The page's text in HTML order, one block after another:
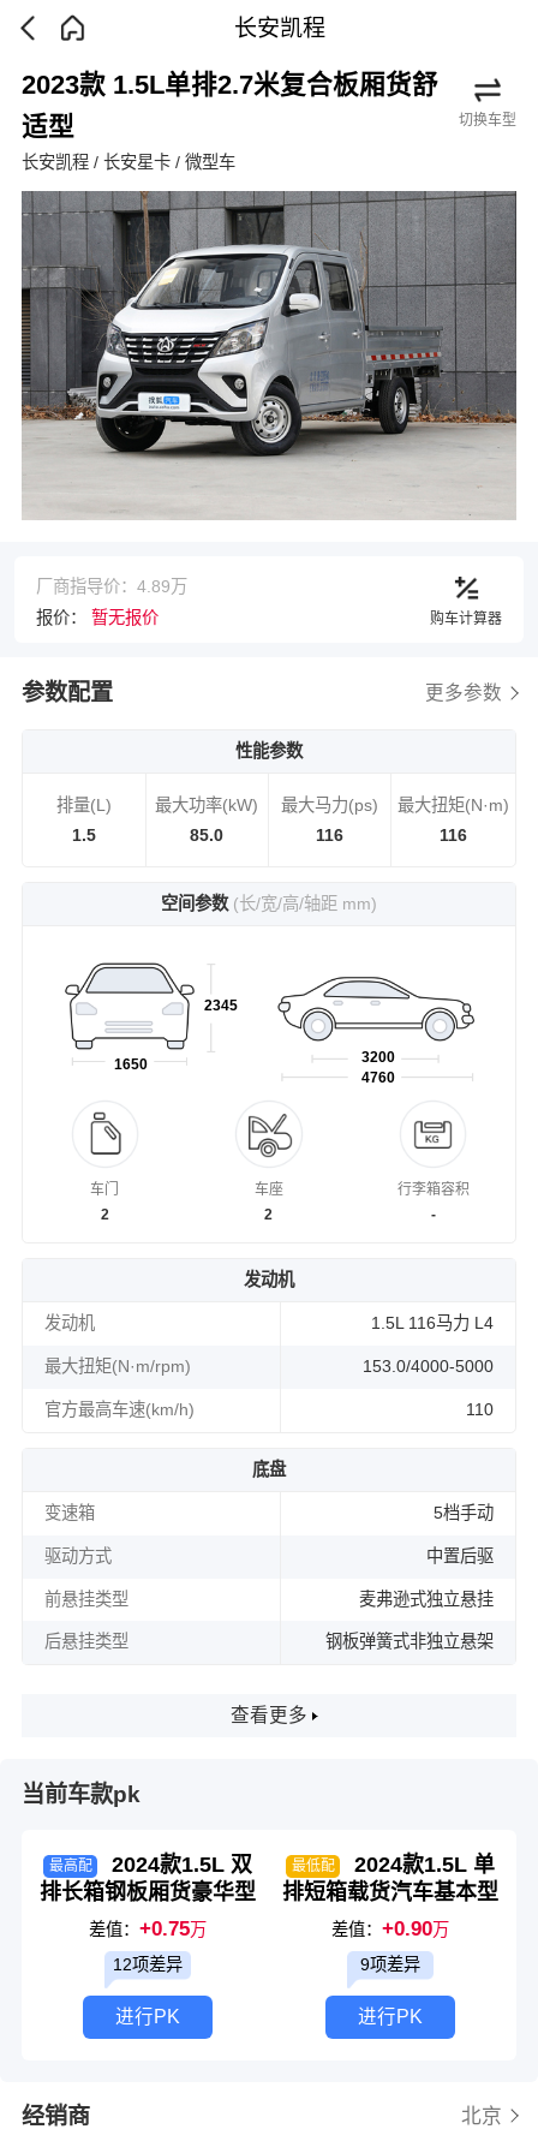
长安凯程
2023款 1.5L单排2.7米复合板厢货舒
适型
长安凯程 / 长安星卡 / 微型车
切换车型
厂商指导价：4.89万
报价： 暂无报价 购车计算器
参数配置 更多参数
性能参数
排量(L)
1.5
最大功率(kW)
85.0
最大马力(ps)
116
最大扭矩(N·m)
116
空间参数 (长/宽/高/轴距 mm)
1650
2345
4760
3200
车门
2
车座
2
行李箱容积
-
发动机
发动机 1.5L 116马力 L4
最大扭矩(N·m/rpm) 153.0/4000-5000
官方最高车速(km/h) 110
底盘
变速箱 5档手动
驱动方式 中置后驱
前悬挂类型 麦弗逊式独立悬挂
后悬挂类型 钢板弹簧式非独立悬架
查看更多
当前车款pk
最高配
2024款1.5L 双
排长箱钢板厢货豪华型
差值：+0.75万
12项差异
进行PK
最低配
2024款1.5L 单
排短箱载货汽车基本型
差值： +0.90万
9项差异
进行PK
经销商 北京